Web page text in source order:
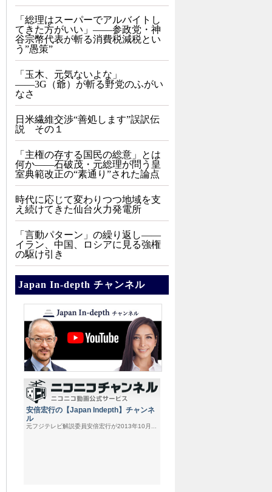
「総理はスーパーでアルバイトし
てきた方がいい」――参政党・神
谷宗幣代表が斬る消費税減税とい
う”愚策”
「玉木、元気ないよな」
――3G（爺）が斬る野党のふがい
なさ
日米繊維交渉“善処します”誤訳伝
説 その１
「主権の存する国民の総意」とは
何か――石破茂・元総理が問う皇
室典範改正の“素通り”された論点
時代に応じて変わりつつ地域を支
え続けてきた仙台火力発電所
「言動パターン」の繰り返し――
イラン、中国、ロシアに見る強権
の駆け引き
Japan In-depth チャンネル